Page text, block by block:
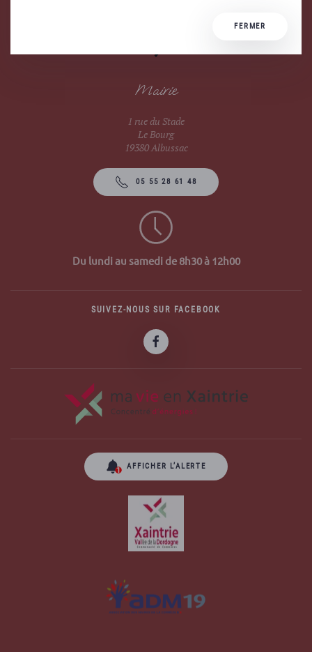
Mairie
1 rue du Stade
Le Bourg
19380 Albussac
05 55 28 61 48
Du lundi au samedi de 8h30 à 12h00
SUIVEZ-NOUS SUR FACEBOOK
AFFICHER L’ALERTE
FERMER